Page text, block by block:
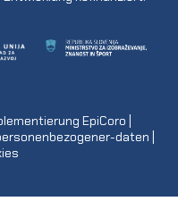
EpiCoro
daten